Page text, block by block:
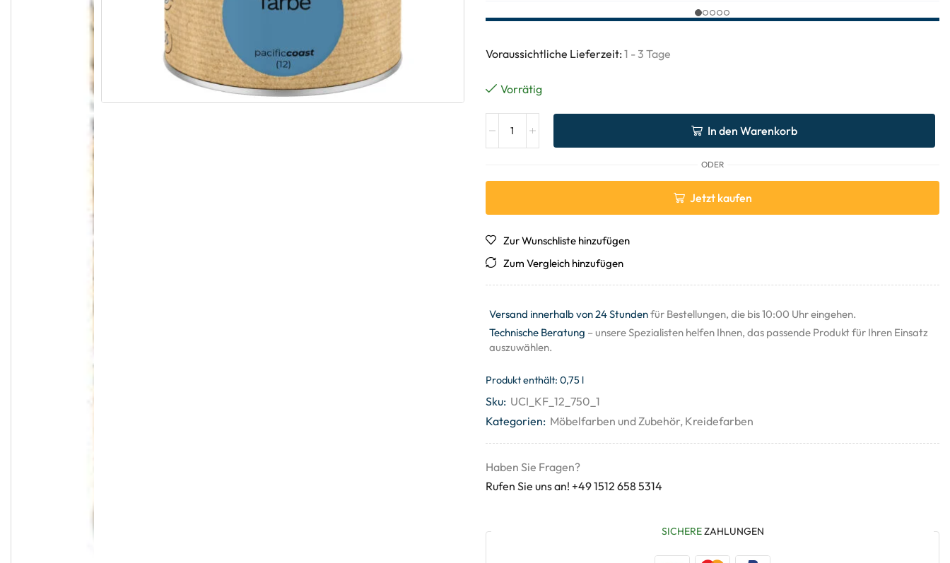
Voraussichtliche Lieferzeit: 1 - 3 Tage
Vorrätig
In den Warenkorb
ODER
Jetzt kaufen
Zur Wunschliste hinzufügen
Zum Vergleich hinzufügen
Versand innerhalb von 24 Stundenfür Bestellungen, die bis 10:00 Uhr eingehen.
Technische Beratung – unsere Spezialisten helfen Ihnen, das passende Produkt für Ihren Einsatz
auszuwählen.
Produkt enthält: 0,75 l
Sku: UCI_KF_12_750_1
Kategorien: Möbelfarben und Zubehör, Kreidefarben
Haben Sie Fragen?
Rufen Sie uns an! +49 1512 658 5314
SICHEREZAHLUNGEN